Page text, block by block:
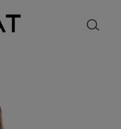
MOYNAT PARIS